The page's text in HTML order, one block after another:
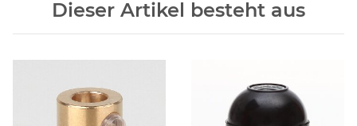
Dieser Artikel besteht aus